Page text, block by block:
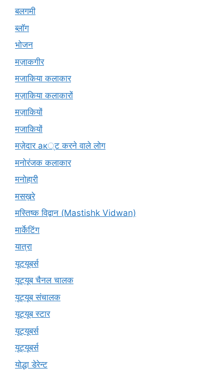
बलगमी
ब्लॉग
भोजन
मज़ाकगीर
मजाकिया कलाकार
मज़ाकिया कलाकारों
मज़ाकियों
मजाकियों
मज़ेदार ак्ट करने वाले लोग
मनोरंजक कलाकार
मनोहारी
मसख़रे
मस्तिष्क विद्वान (Mastishk Vidwan)
मार्केटिंग
यात्रा
यूटयूबर्स
यूट्यूब चैनल चालक
यूट्यूब संचालक
यूट्यूब स्टार
यूट्यूबर्स
यूट्‍यूबर्स
योद्धा डेरेन्ट